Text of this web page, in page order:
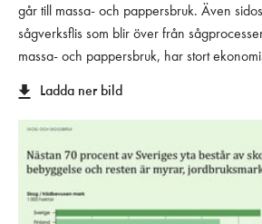
går till massa- och pappersbruk. Även
sågverksflis som blir över från
massa- och pappersbruk, har stort
Ladda ner bild